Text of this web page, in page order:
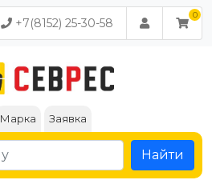
+7(8152) 25-30-58
Марка Заявка
Найти